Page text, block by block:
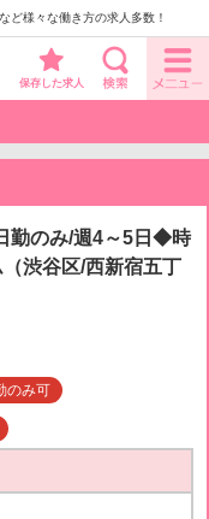
ど様々な働き方の求人多数！
保存した求人
勤のみ/週4～5日◆時
渋谷区/西新宿五丁
のみ可